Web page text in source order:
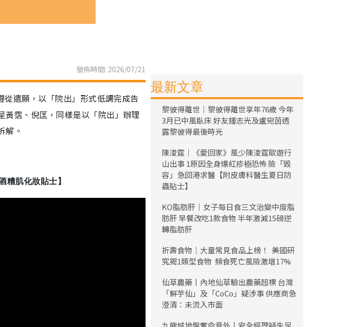
發佈時間: 2026/07/21
遺願，以「院出」形式低調完成告
霑、倪匡，同樣是以「院出」辦理
解。
糟肌化妝貼士】
最新文章
黎彼得離世｜黎彼得離世享年76歲 今年
3月已中風臥床 好友鍾志光及盧宛茵透
露黎彼得最後時光
陳浚霆｜《愛回家》風少陳浚霆歐遊行
山出事 1原因全身爆紅疹極恐怖 險「毀
容」急回港求醫【附皮膚科醫生夏日防
蟲貼士】
KO脂肪肝｜女子每日食三文治變中度脂
肪肝 早餐改吃1款食物 半年激減15磅逆
轉脂肪肝
折壽食物｜大量常見食品上榜！ 美國研
究揭1類型食物 頻食死亡風險激增17%
仙草農藥丨內地仙草驗出農藥超標 台灣
「鮮芋仙」及「CoCo」疑涉事 供應商急
澄清：未流入市面